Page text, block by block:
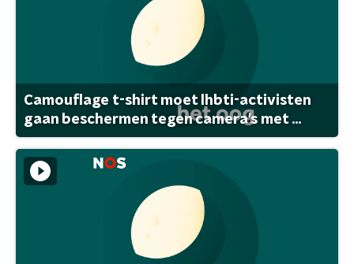
Camouflage t-shirt moet lhbti-activisten
gaan beschermen tegen camera's met ...